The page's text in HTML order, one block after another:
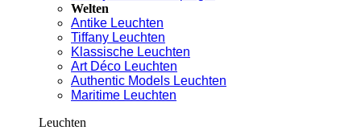
Welten
Antike Leuchten
Tiffany Leuchten
Klassische Leuchten
Art Déco Leuchten
Authentic Models Leuchten
Maritime Leuchten
Leuchten